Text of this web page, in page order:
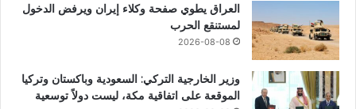
العراق يطوي صفحة وكلاء إيران ويرفض الدخول
لمستنقع الحرب
2026-08-08
وزير الخارجية التركي: السعودية وباكستان وتركيا
الموقعة على اتفاقية مكة، ليست دولاً توسعية